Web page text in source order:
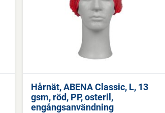
Hårnät, ABENA Classic, L, 13
gsm, röd, PP, osteril,
engångsanvändning